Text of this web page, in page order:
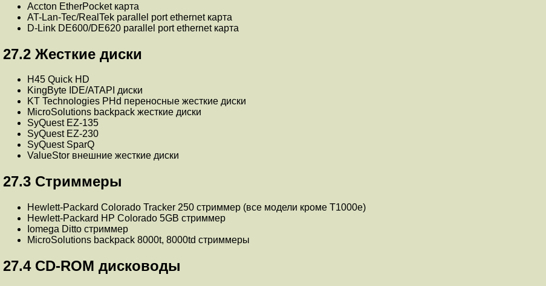
Accton EtherPocket карта
AT-Lan-Tec/RealTek parallel port ethernet карта
D-Link DE600/DE620 parallel port ethernet карта
27.2 Жесткие диски
H45 Quick HD
KingByte IDE/ATAPI диски
KT Technologies PHd переносные жесткие диски
MicroSolutions backpack жесткие диски
SyQuest EZ-135
SyQuest EZ-230
SyQuest SparQ
ValueStor внешние жесткие диски
27.3 Стриммеры
Hewlett-Packard Colorado Tracker 250 стриммер (все модели кроме T1000e)
Hewlett-Packard HP Colorado 5GB стриммер
Iomega Ditto стриммер
MicroSolutions backpack 8000t, 8000td стриммеры
27.4 CD-ROM дисководы